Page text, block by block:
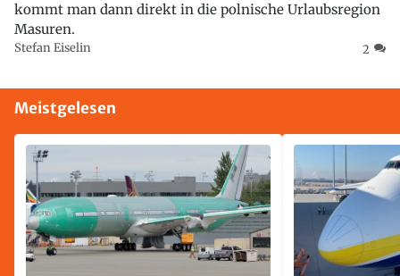
kommt man dann direkt in die polnische Urlaubsregion
Masuren.
Stefan Eiselin 2
Meistgelesen